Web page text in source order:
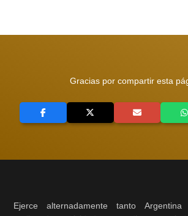
Gracias por compartir esta
Ejerce alternadamente tanto